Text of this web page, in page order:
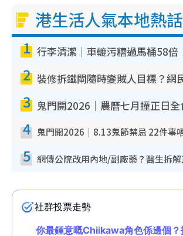
港生活人氣本地熱話
1
2
3
4
5